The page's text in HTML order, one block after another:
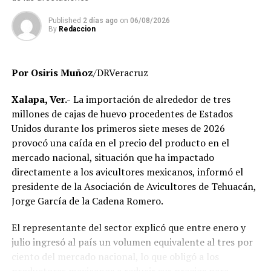
trabajadores que, hasta el momento, no han podido ser
localizados para efectos de la verificación
Autoridades educativas señalaron que estas acciones
institucional cuyo objetivo es garantizar que la
universidad opere bajo criterios de legalidad, eficiencia y
transparencia, privilegiando el servicio que se brinda a
miles de estudiantes en la entidad.
El Gobierno del Estado ha reiterado que las
investigaciones se desarrollan con apego a la ley y
respetando el debido proceso, por lo que hasta el
responsabilidades individuales.
Published 2 días ago on 06/08/2026
By Redaccion
Por Osiris Muñoz/DRVeracruz
Xalapa, Ver.- La importación de alrededor de tres
millones de cajas de huevo procedentes de Estados
Unidos durante los primeros siete meses de 2026
provocó una caída en el precio del producto en el
mercado nacional, situación que ha impactado
directamente a los avicultores mexicanos, informó el
presidente de la Asociación de Avicultores de Tehuacán,
Jorge García de la Cadena Romero.
El representante del sector explicó que entre enero y
julio ingresó al país un volumen equivalente al tres por
ciento del mercado nacional, lo que obligó a los